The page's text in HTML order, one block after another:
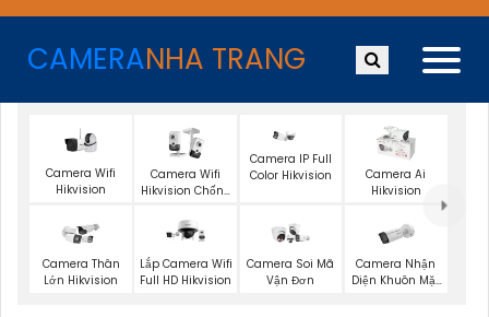
CAMERANHA TRANG
Camera Wifi
Hikvision
Camera Wifi
Hikvision Chống
Camera IP Full
Color Hikvision
Camera Ai
Hikvision
Camera Thân
Lớn Hikvision
Lắp Camera Wifi
Full HD Hikvision
Camera Soi Mã
Vận Đơn
Camera Nhận
Diện Khuôn Mặt